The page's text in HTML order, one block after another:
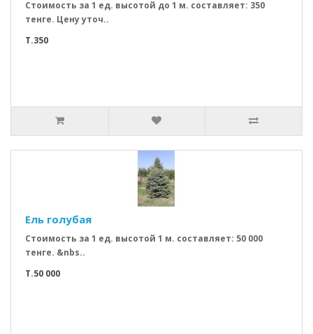
Стоимость за 1 ед. высотой до 1 м. составляет: 350
тенге. Цену уточ..
T.350
Ель голубая
Стоимость за 1 ед. высотой 1 м. составляет: 50 000
тенге. &nbs..
T.50 000